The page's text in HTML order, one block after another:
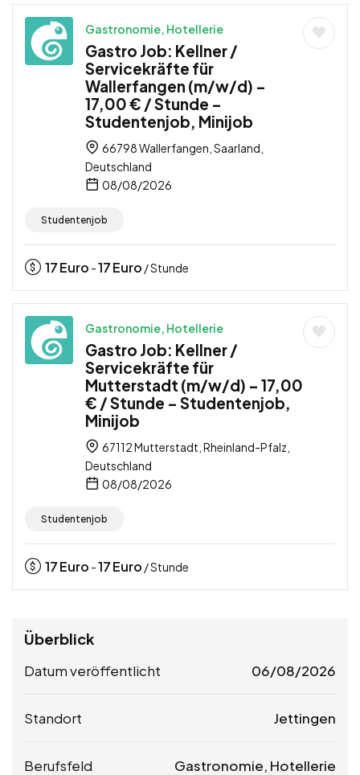
Gastronomie, Hotellerie
Gastro Job: Kellner /
Servicekräfte für
Wallerfangen (m/w/d) –
17,00 € / Stunde –
Studentenjob, Minijob
66798 Wallerfangen, Saarland,
Deutschland
08/08/2026
Studentenjob
17Euro -17Euro / Stunde
Gastronomie, Hotellerie
Gastro Job: Kellner /
Servicekräfte für
Mutterstadt (m/w/d) – 17,00
€ / Stunde – Studentenjob,
Minijob
67112 Mutterstadt, Rheinland-Pfalz,
Deutschland
08/08/2026
Studentenjob
17Euro -17Euro / Stunde
Überblick
Datum veröffentlicht 06/08/2026
Standort Jettingen
Berufsfeld Gastronomie, Hotellerie